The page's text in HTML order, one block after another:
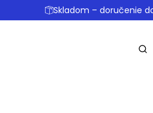
Skladom – doručenie